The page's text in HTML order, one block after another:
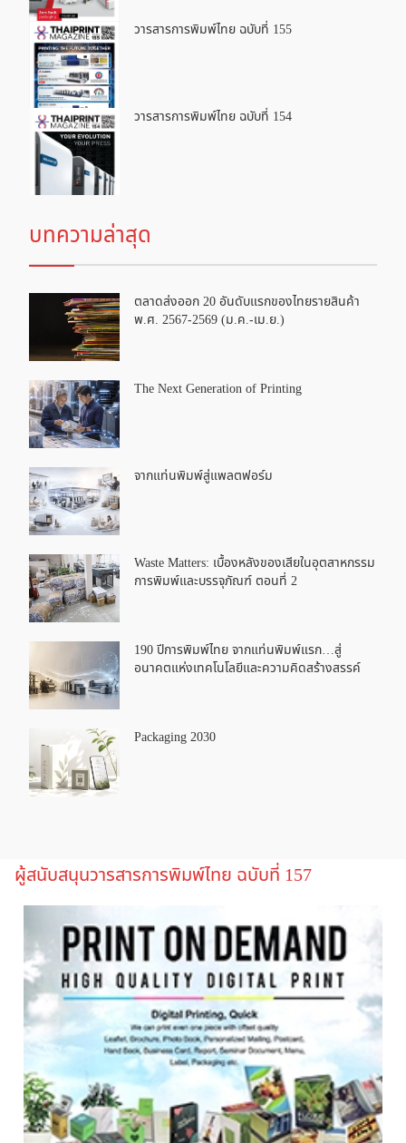
วารสารการพิมพ์ไทย ฉบับที่ 155
วารสารการพิมพ์ไทย ฉบับที่ 154
บทความล่าสุด
ตลาดส่งออก 20 อันดับแรกของไทยรายสินค้า
พ.ศ. 2567-2569 (ม.ค.-เม.ย.)
The Next Generation of Printing
จากแท่นพิมพ์สู่แพลตฟอร์ม
Waste Matters: เบื้องหลังของเสียในอุตสาหกรรม
การพิมพ์และบรรจุภัณฑ์ ตอนที่ 2
190 ปีการพิมพ์ไทย จากแท่นพิมพ์แรก…สู่
อนาคตแห่งเทคโนโลยีและความคิดสร้างสรรค์
Packaging 2030
ผู้สนับสนุนวารสารการพิมพ์ไทย ฉบับที่ 157